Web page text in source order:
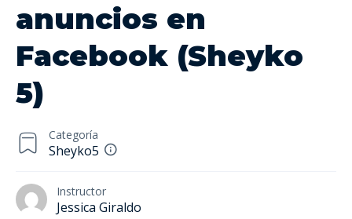
Categoría
Sheyko5
Instructor
Jessica Giraldo
anuncios en
Facebook (Sheyko
5)